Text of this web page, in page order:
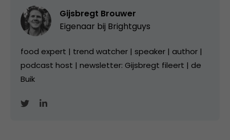
Gijsbregt Brouwer
Eigenaar bij Brightguys
food expert | trend watcher | speaker | author |
podcast host | newsletter: Gijsbregt fileert | de
Buik